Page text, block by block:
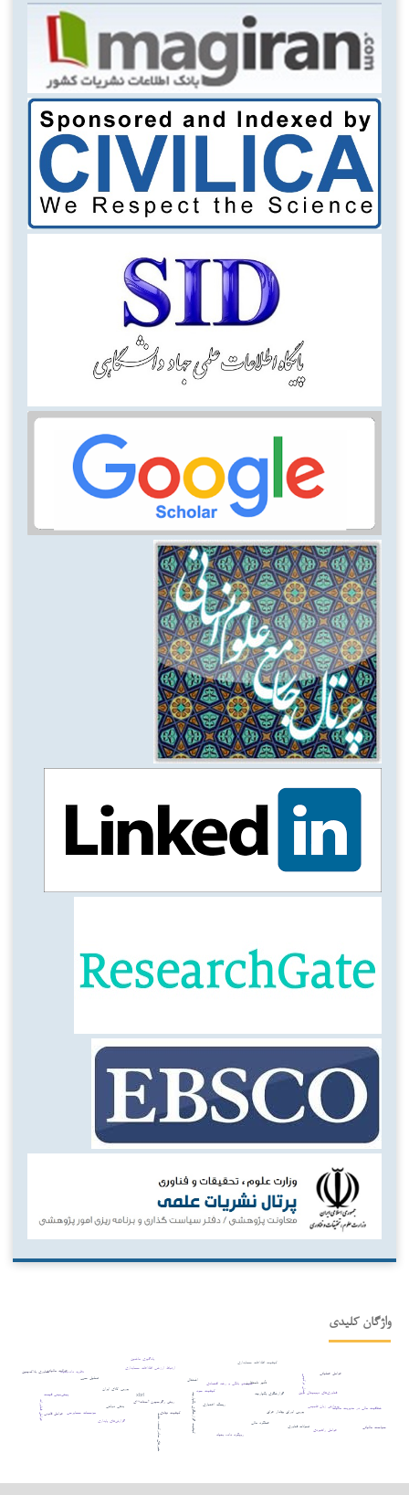
واژگان کلیدی
بدهی دولتی
روش رگرسیون آستانه¬ای
اشتغال
کشورهای صادرکننده نفت
کیفیت نهادی
ریسک اعتباری
سیستم بانکی و رشد اقتصادی
گزارشگری یکپارچه کیفیت گزارشگری یکپارچه عملکرد مالی
ارتباط ارزشی اطلاعات حسابداری
کیفیت سود
بورس اوراق بهادار عراق
گزارش‌های پایداری
تأثیر نامتقارن
فناوری‌های دیجیتال نوین
تحولات فناوری
مؤسسات حسابرسی
رویکرد داده بنیاد
بورس کالای ایران
پردازش زبان طبیعی
تحلیل حس
پیش‌بینی قیمت
مدل ترکیبی
یادگیری ماشین
شفافیت مالی در مدیریت مالیات عوامل فناورانه عوامل قانونی
عوامل عملیاتی
عوامل راهبردی
xbrl
کیفیت اطلاعات حسابداری
نظریه داده‌بنیاد
فناوری بلاک‌چین
سیاست مالیاتی
عدالت مالیاتی